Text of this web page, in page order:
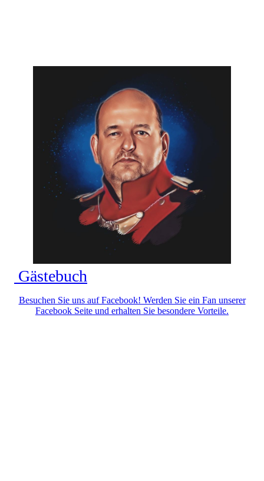
Gästebuch
Besuchen Sie uns auf Facebook! Werden Sie ein Fan unserer
Facebook Seite und erhalten Sie besondere Vorteile.